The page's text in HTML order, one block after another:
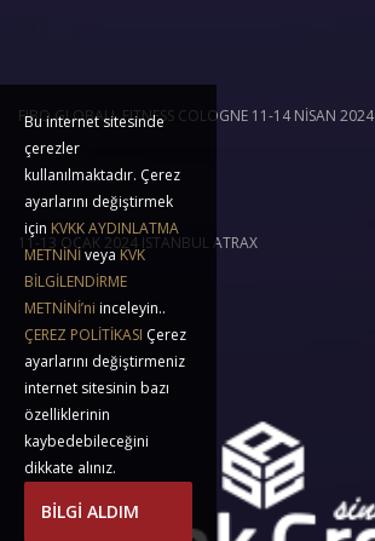
FIBO GLOBALL FITNESS COLOGNE 11-14 NİSAN 2024
11 Nis 2024
11-13 OCAK 2024 ISTANBUL ATRAX
11 Oca 2024
Bu internet sitesinde
çerezler
kullanılmaktadır. Çerez
ayarlarını değiştirmek
için KVKK AYDINLATMA
METNİNİveyaKVK
BİLGİLENDİRME
METNİNİ’ni inceleyin..
ÇEREZ POLİTİKASI Çerez
ayarlarını değiştirmeniz
internet sitesinin bazı
özelliklerinin
kaybedebileceğini
dikkate alınız.
BİLGİ ALDIM